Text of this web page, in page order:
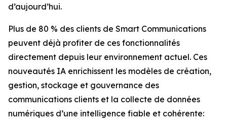
d’aujourd’hui.
Plus de 80 % des clients de Smart Communications
peuvent déjà profiter de ces fonctionnalités
directement depuis leur environnement actuel. Ces
nouveautés IA enrichissent les modèles de création,
gestion, stockage et gouvernance des
communications clients et la collecte de données
numériques d’une intelligence fiable et cohérente: